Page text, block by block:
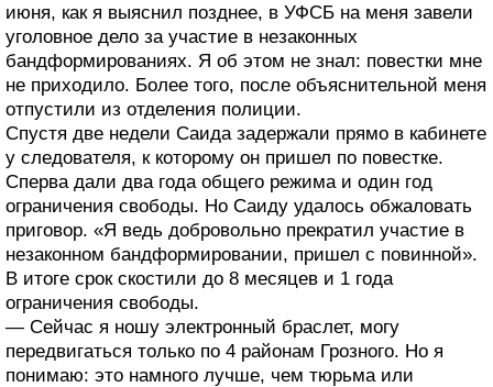
июня, как я выяснил позднее, в УФСБ на меня завели
уголовное дело за участие в незаконных
бандформированиях. Я об этом не знал: повестки мне
не приходило. Более того, после объяснительной меня
отпустили из отделения полиции.
Спустя две недели Саида задержали прямо в кабинете
у следователя, к которому он пришел по повестке.
Сперва дали два года общего режима и один год
ограничения свободы. Но Саиду удалось обжаловать
приговор. «Я ведь добровольно прекратил участие в
незаконном бандформировании, пришел с повинной».
В итоге срок скостили до 8 месяцев и 1 года
ограничения свободы.
— Сейчас я ношу электронный браслет, могу
передвигаться только по 4 районам Грозного. Но я
понимаю: это намного лучше, чем тюрьма или